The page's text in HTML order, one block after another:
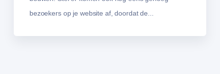
bezoekers op je website af, doordat de...